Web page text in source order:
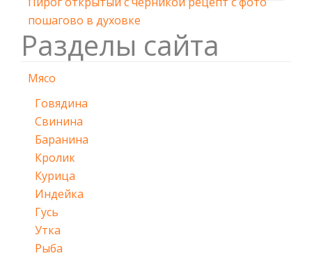
пошагово в духовке
Разделы сайта
Мясо
Говядина
Свинина
Баранина
Кролик
Курица
Индейка
Гусь
Утка
Рыба